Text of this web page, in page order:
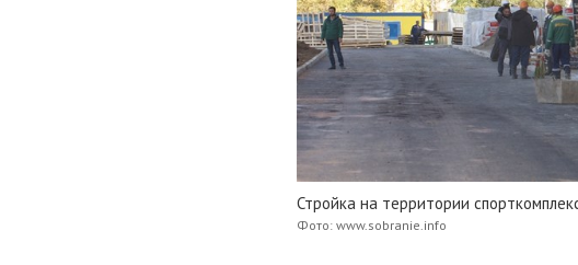
Стройка на территории
Фото: www.sobranie.info